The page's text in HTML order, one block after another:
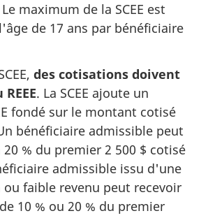
Le maximum de la SCEE est
de 17 ans par bénéficiaire
des cotisations doivent
. La SCEE ajoute un
fondé sur le montant cotisé
bénéficiaire admissible peut
% du premier 2 500 $ cotisé
admissible issu d'une
faible revenu peut recevoir
10 % ou 20 % du premier